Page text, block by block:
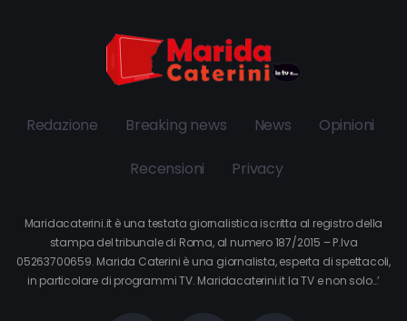
Redazione Breaking news News Opinioni
Recensioni Privacy
Maridacaterini.it è una testata giornalistica iscritta al registro della
stampa del tribunale di Roma, al numero 187/2015 – P.Iva
05263700659. Marida Caterini è una giornalista, esperta di spettacoli,
in particolare di programmi TV. Maridacaterini.it la TV e non solo…’